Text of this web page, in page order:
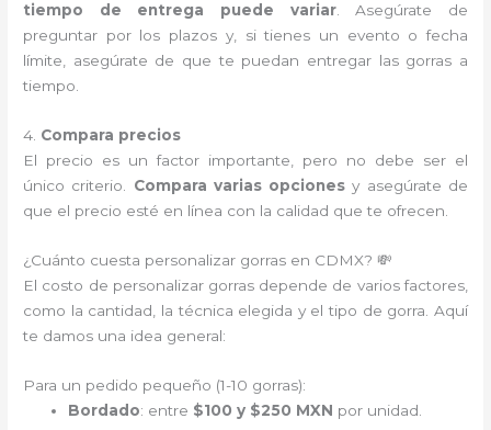
tiempo de entrega puede variar. Asegúrate de
preguntar por los plazos y, si tienes un evento o fecha
límite, asegúrate de que te puedan entregar las gorras a
tiempo.
4. Compara precios
El precio es un factor importante, pero no debe ser el
único criterio. Compara varias opciones y asegúrate de
que el precio esté en línea con la calidad que te ofrecen.
¿Cuánto cuesta personalizar gorras en CDMX? 💸
El costo de personalizar gorras depende de varios factores,
como la cantidad, la técnica elegida y el tipo de gorra. Aquí
te damos una idea general:
Para un pedido pequeño (1-10 gorras):
Bordado: entre $100 y $250 MXN por unidad.